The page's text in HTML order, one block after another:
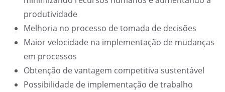
produtividade
Melhoria no processo de tomada de decisões
Maior velocidade na implementação de mudanças
em processos
Obtenção de vantagem competitiva sustentável
Possibilidade de implementação de trabalho